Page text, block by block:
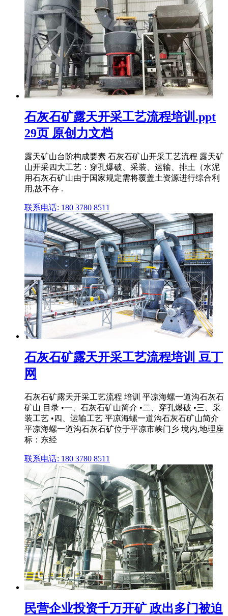
石灰石矿露天开采工艺流程培训.ppt
29页 原创力文档
露天矿山台阶构成要素 石灰石矿山开采工艺流程 露天矿
山开采四大工艺：穿孔爆破、采装、运输、排土（水泥
用石灰石矿山由于国家规定需将覆盖土资源进行综合利
用,故不存 .
联系电话: 180 3780 8511
石灰石矿露天开采工艺流程培训 豆丁
网
石灰石矿露天开采工艺流程 培训 平凉海螺一道沟石灰石
矿山 目录 •一、石灰石矿山简介 •二、穿孔爆破 •三、采
装工艺 •四、运输工艺 平凉海螺一道沟石灰石矿山简介
平凉海螺一道沟石灰石矿位于平凉市峡门乡 境内,地理座
标：东经
联系电话: 180 3780 8511
民营企业投资千万开矿 政出多门被迫